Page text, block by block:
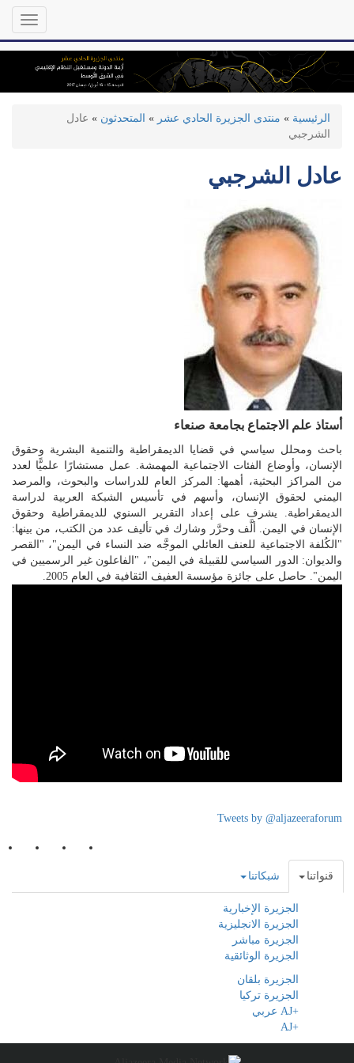
المحتوى
الرئيسي
Toggle
الرئيسية » منتدى الجزيرة الحادي عشر » المتحدثون » عادل
الشرجبي
عادل الشرجبي
أستاذ علم الاجتماع بجامعة صنعاء
باحث ومحلل سياسي في قضايا الديمقراطية والتنمية البشرية وحقوق
الإنسان، وأوضاع الفئات الاجتماعية المهمشة. عمل مستشارًا علميًّا لعدد
من المراكز البحثية، أهمها: المركز العام للدراسات والبحوث، والمرصد
اليمني لحقوق الإنسان، وأسهم في تأسيس الشبكة العربية لدراسة
الديمقراطية. يشرف على إعداد التقرير السنوي للديمقراطية وحقوق
الإنسان في اليمن. ألَّف وحرَّر وشارك في تأليف عدد من الكتب، من بينها:
"الكُلفة الاجتماعية للعنف العائلي الموجَّه ضد النساء في اليمن"، "القصر
والديوان: الدور السياسي للقبيلة في اليمن"، "الفاعلون غير الرسميين في
اليمن". حاصل على جائزة مؤسسة العفيف الثقافية في العام 2005.
Tweets by @aljazeeraforum
قنواتنا شبكاتنا
الجزيرة الإخبارية
الجزيرة الانجليزية
الجزيرة مباشر
الجزيرة الوثائقية
الجزيرة بلقان
الجزيرة تركيا
+AJ عربي
+AJ